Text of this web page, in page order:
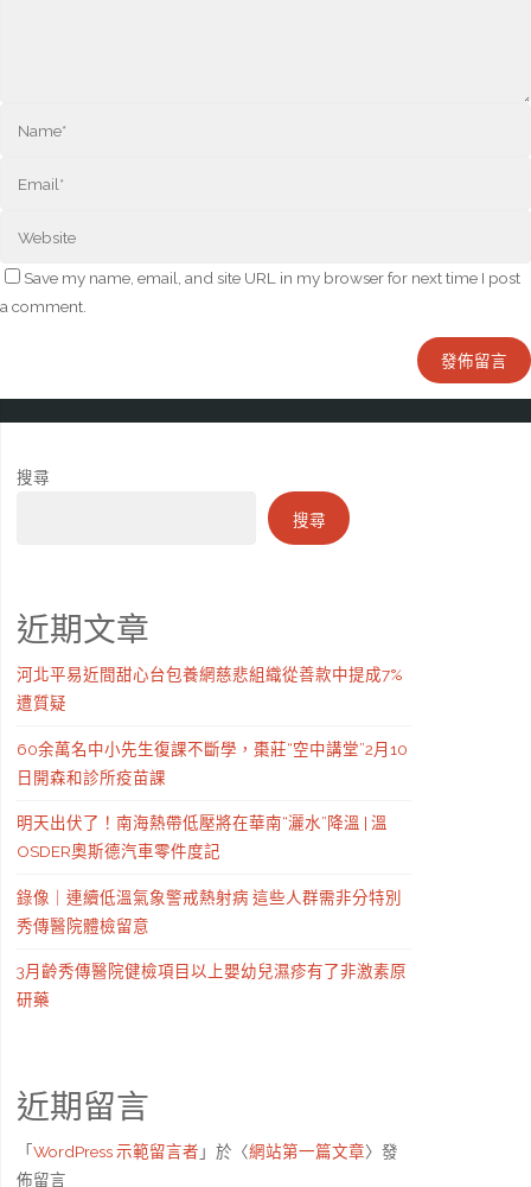
Save my name, email, and site URL in my browser for next time I post
a comment.
搜尋
搜尋
近期文章
河北平易近間甜心台包養網慈悲組織從善款中提成7%
遭質疑
60余萬名中小先生復課不斷學，棗莊“空中講堂”2月10
日開森和診所疫苗課
明天出伏了！南海熱帶低壓將在華南“灑水”降溫 | 溫
OSDER奧斯德汽車零件度記
錄像｜連續低溫氣象警戒熱射病 這些人群需非分特別
秀傳醫院體檢留意
3月齡秀傳醫院健檢項目以上嬰幼兒濕疹有了非激素原
研藥
近期留言
「WordPress 示範留言者 」於〈網站第一篇文章〉發
佈留言